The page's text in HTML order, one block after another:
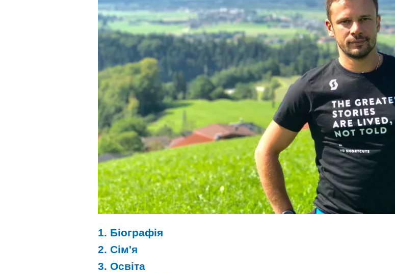
1. Біографія
2. Сім'я
3. Освіта